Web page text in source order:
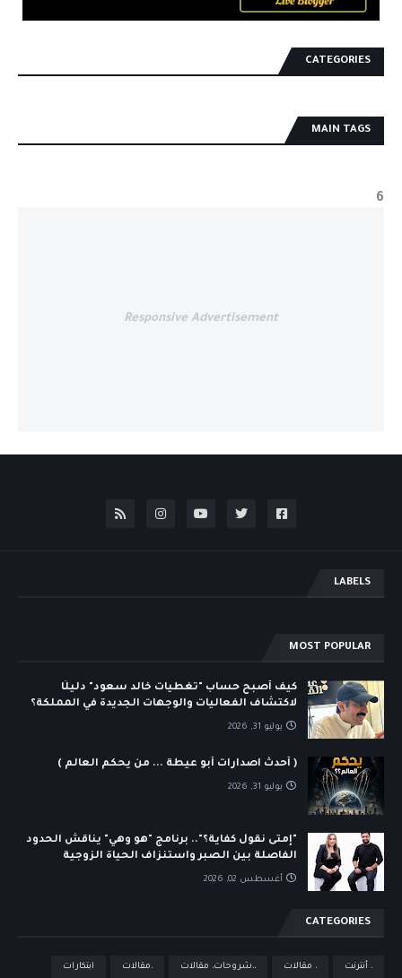
CATEGORIES
MAIN TAGS
6
Responsive Advertisement
LABELS
MOST POPULAR
كيف أصبح حساب "تغطيات خالد سعود" دليلًا
لاكتشاف الفعاليات والوجهات الجديدة في المملكة؟
يوليو 31, 2026
( أحدث اصدارات أبو عيطة ... من يحكم العالم )
يوليو 31, 2026
"إمتى نقول كفاية؟".. برنامج "هو وهي" يناقش الحدود
الفاصلة بين الصبر واستنزاف الحياة الزوجية
أغسطس 02, 2026
CATEGORIES
، أنترنت ، مقالات ،،شروحات، مقالات ،مقالات ابتكارات